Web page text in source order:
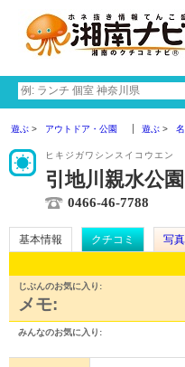
遊ぶ アウトドア・公園 遊ぶ
ヒキジガワシンスイコウエン
引地川親水公園
0466-46-7788
基本情報 クチコミ
写真
じぶんのお気に入り:
メモ:
みんなのお気に入り: